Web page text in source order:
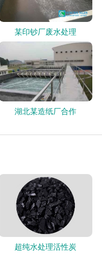
某印钞厂废水处理
湖北某造纸厂合作
超纯水处理活性炭